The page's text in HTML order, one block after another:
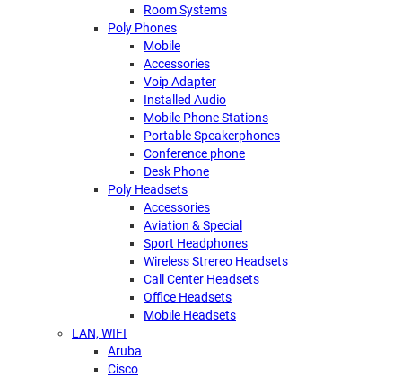
Room Systems
Poly Phones
Mobile
Accessories
Voip Adapter
Installed Audio
Mobile Phone Stations
Portable Speakerphones
Conference phone
Desk Phone
Poly Headsets
Accessories
Aviation & Special
Sport Headphones
Wireless Strereo Headsets
Call Center Headsets
Office Headsets
Mobile Headsets
LAN, WIFI
Aruba
Cisco